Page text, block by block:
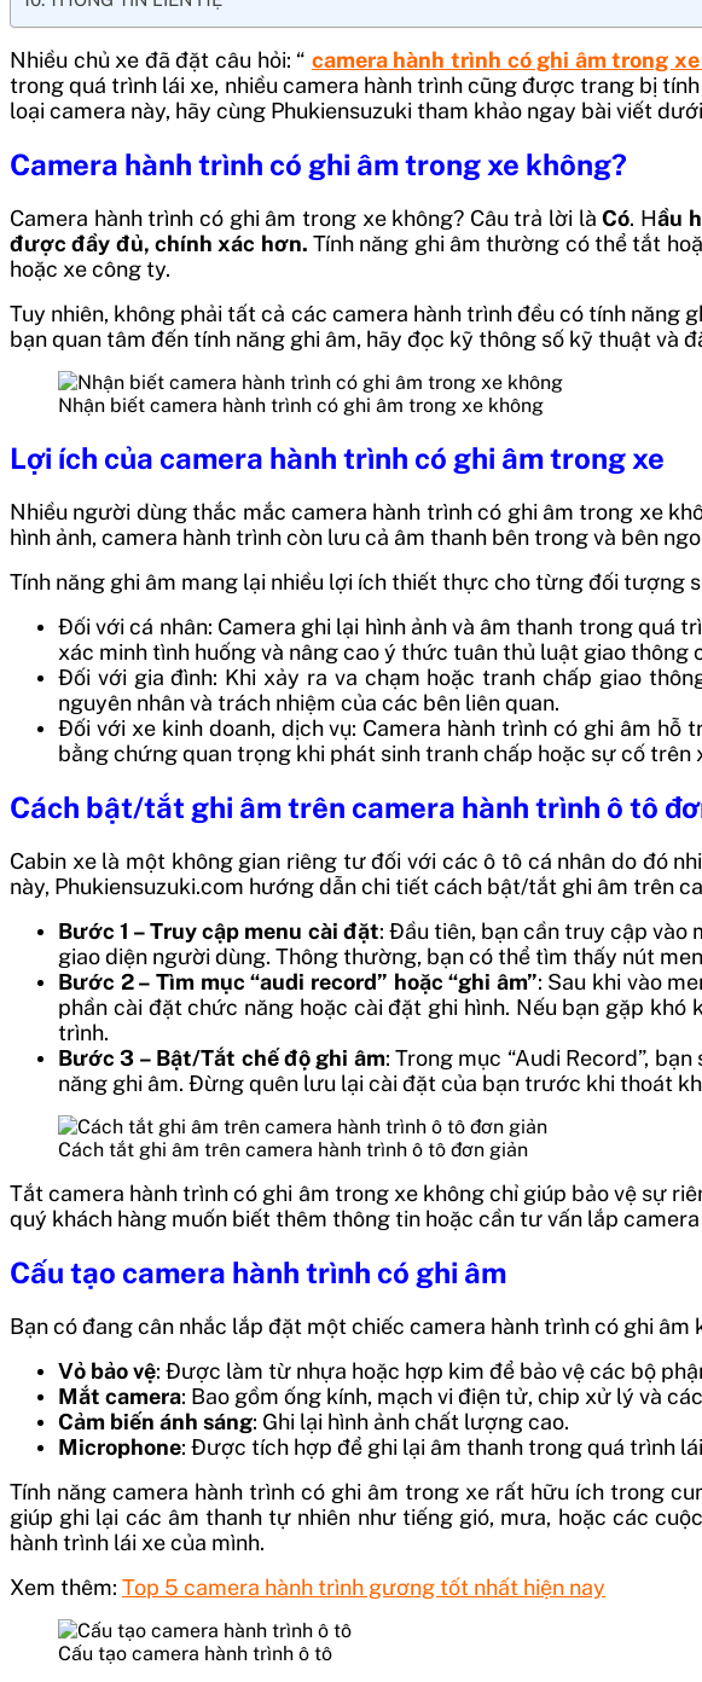
Nhiều chủ xe đã đặt câu hỏi: “ camera hành trình có ghi âm trong
trong quá trình lái xe, nhiều camera hành trình cũng được trang bị
loại camera này, hãy cùng Phukiensuzuki tham khảo ngay bài viết
Camera hành trình có ghi âm trong xe không?
Camera hành trình có ghi âm trong xe không? Câu trả lời làCó. Hầu
được đầy đủ, chính xác hơn. Tính năng ghi âm thường có thể tắt
hoặc xe công ty.
Tuy nhiên, không phải tất cả các camera hành trình đều có tính năng
bạn quan tâm đến tính năng ghi âm, hãy đọc kỹ thông số kỹ thuật
Nhận biết camera hành trình có ghi âm trong xe không
Lợi ích của camera hành trình có ghi âm trong xe
Nhiều người dùng thắc mắc camera hành trình có ghi âm trong xe
hình ảnh, camera hành trình còn lưu cả âm thanh bên trong và bên
Tính năng ghi âm mang lại nhiều lợi ích thiết thực cho từng đối tượng
Đối với cá nhân: Camera ghi lại hình ảnh và âm thanh trong quá
xác minh tình huống và nâng cao ý thức tuân thủ luật giao thông
Đối với gia đình: Khi xảy ra va chạm hoặc tranh chấp giao
nguyên nhân và trách nhiệm của các bên liên quan.
Đối với xe kinh doanh, dịch vụ: Camera hành trình có ghi âm
bằng chứng quan trọng khi phát sinh tranh chấp hoặc sự cố trên
Cách bật/tắt ghi âm trên camera hành trình ô tô
Cabin xe là một không gian riêng tư đối với các ô tô cá nhân do đó
này, Phukiensuzuki.com hướng dẫn chi tiết cách bật/tắt ghi âm trên
Bước 1 – Truy cập menu cài đặt: Đầu tiên, bạn cần truy cập vào
giao diện người dùng. Thông thường, bạn có thể tìm thấy nút
Bước 2 – Tìm mục “audi record” hoặc “ghi âm”: Sau khi vào
phần cài đặt chức năng hoặc cài đặt ghi hình. Nếu bạn gặp
trình.
Bước 3 – Bật/Tắt chế độ ghi âm: Trong mục “Audi Record”,
năng ghi âm. Đừng quên lưu lại cài đặt của bạn trước khi thoát
Cách tắt ghi âm trên camera hành trình ô tô đơn giản
Tắt camera hành trình có ghi âm trong xe không chỉ giúp bảo vệ sự
quý khách hàng muốn biết thêm thông tin hoặc cần tư vấn lắp
Cấu tạo camera hành trình có ghi âm
Bạn có đang cân nhắc lắp đặt một chiếc camera hành trình có ghi
Vỏ bảo vệ: Được làm từ nhựa hoặc hợp kim để bảo vệ các bộ
Mắt camera: Bao gồm ống kính, mạch vi điện tử, chip xử lý và
Cảm biến ánh sáng: Ghi lại hình ảnh chất lượng cao.
Microphone: Được tích hợp để ghi lại âm thanh trong quá trình
Tính năng camera hành trình có ghi âm trong xe rất hữu ích trong
giúp ghi lại các âm thanh tự nhiên như tiếng gió, mưa, hoặc các
hành trình lái xe của mình.
Xem thêm: Top 5 camera hành trình gương tốt nhất hiện nay
Cấu tạo camera hành trình ô tô